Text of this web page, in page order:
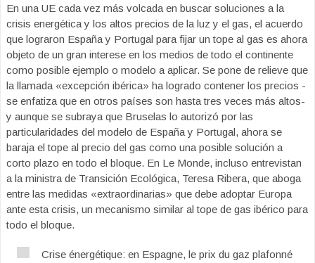
En una UE cada vez más volcada en buscar soluciones a la
crisis energética y los altos precios de la luz y el gas, el acuerdo
que lograron España y Portugal para fijar un tope al gas es ahora
objeto de un gran interese en los medios de todo el continente
como posible ejemplo o modelo a aplicar. Se pone de relieve que
la llamada «excepción ibérica» ha logrado contener los precios -
se enfatiza que en otros países son hasta tres veces más altos-
y aunque se subraya que Bruselas lo autorizó por las
particularidades del modelo de España y Portugal, ahora se
baraja el tope al precio del gas como una posible solución a
corto plazo en todo el bloque. En Le Monde, incluso entrevistan
a la ministra de Transición Ecológica, Teresa Ribera, que aboga
entre las medidas «extraordinarias» que debe adoptar Europa
ante esta crisis, un mecanismo similar al tope de gas ibérico para
todo el bloque.
Crise énergétique: en Espagne, le prix du gaz plafonné